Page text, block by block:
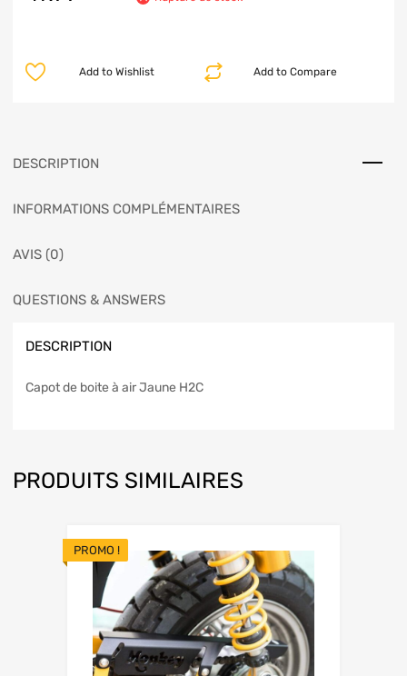
Add to Compare
Add to Wishlist
DESCRIPTION
INFORMATIONS COMPLÉMENTAIRES
AVIS (0)
QUESTIONS & ANSWERS
DESCRIPTION
Capot de boite à air Jaune H2C
PRODUITS SIMILAIRES
PROMO !